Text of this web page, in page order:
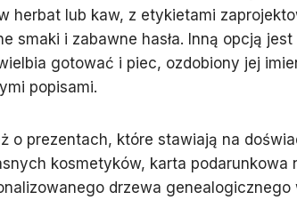
herbat lub kaw, z etykietami
smaki i zabawne hasła. Inną opcją
gotować i piec, ozdobiony jej
popisami.
o prezentach, które stawiają na
kosmetyków, karta
drzewa